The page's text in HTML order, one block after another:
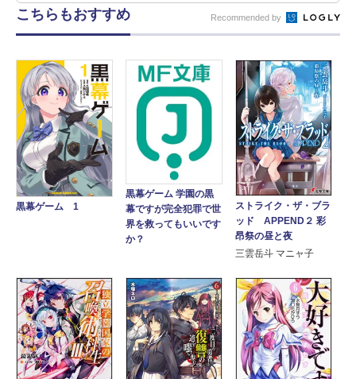
こちらもおすすめ Recommended by
黒幕ゲーム 1
黒幕ゲーム 学園の黒
幕ですが完全犯罪で世
界を救ってもいいです
か？
ストライク・ザ・ブラ
ッド APPEND２ 彩
昂祭の昼と夜
三雲岳斗 マニャ子